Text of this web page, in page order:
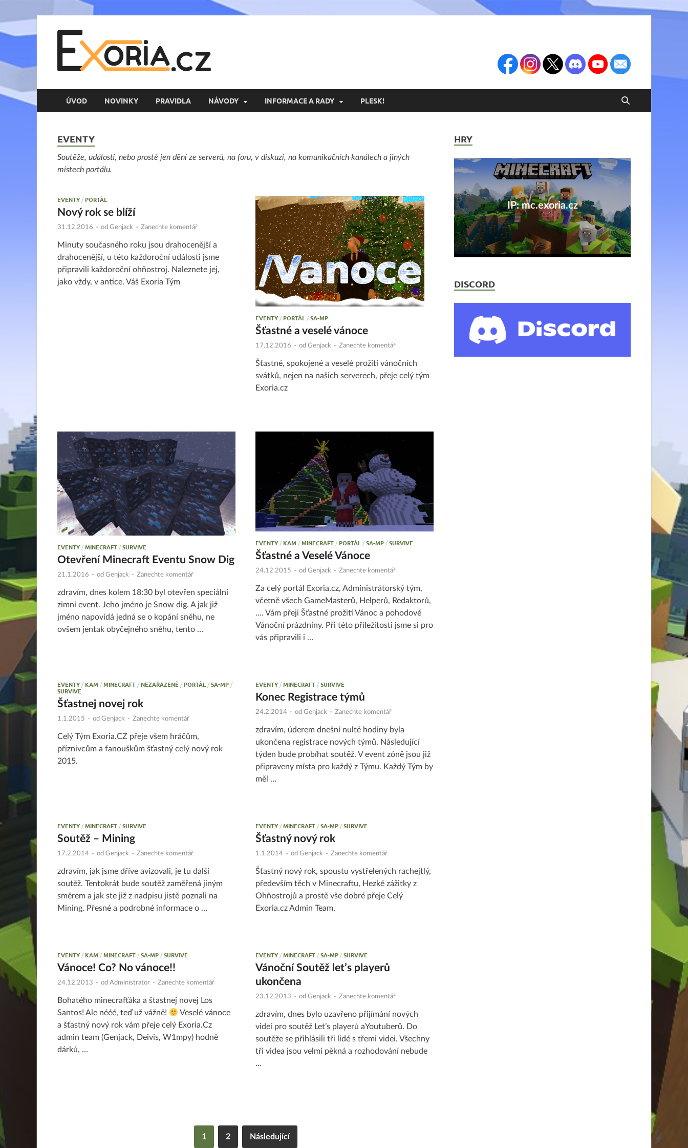
ÚVOD NOVINKY PRAVIDLA NÁVODY INFORMACE A RADY PLESK!
EVENTY
Soutěže, události, nebo prostě jen dění ze serverů, na foru, v diskuzi, na komunikačních kanálech a jiných
místech portálu.
EVENTY /PORTÁL
Nový rok se blíží
31.12.2016 - od Genjack - Zanechte komentář
Minuty současného roku jsou drahocenější a
drahocenější, u této každoroční události jsme
připravili každoroční ohňostroj. Naleznete jej,
jako vždy, v antice. Váš Exoria Tým
EVENTY /PORTÁL /SA-MP
Šťastné a veselé vánoce
17.12.2016 - od Genjack - Zanechte komentář
Šťastné, spokojené a veselé prožití vánočních
svátků, nejen na našich serverech, přeje celý tým
Exoria.cz
EVENTY/MINECRAFT/SURVIVE
Otevření Minecraft Eventu Snow Dig
21.1.2016 - od Genjack - Zanechte komentář
zdravím, dnes kolem 18:30 byl otevřen speciální
zimní event. Jeho jméno je Snow dig. A jak již
jméno napovídá jedná se o kopání sněhu, ne
ovšem jentak obyčejného sněhu, tento …
EVENTY/KAM/MINECRAFT/PORTÁL/SA-MP/SURVIVE
Šťastné a Veselé Vánoce
24.12.2015 - od Genjack - Zanechte komentář
Za celý portál Exoria.cz, Administrátorský tým,
včetně všech GameMasterů, Helperů, Redaktorů,
…. Vám přeji Šťastné prožití Vánoc a pohodové
Vánoční prázdniny. Při této příležitosti jsme si pro
vás připravili i …
EVENTY/KAM/MINECRAFT/NEZAŘAZENÉ/PORTÁL/SA-MP/
SURVIVE
Šťastnej novej rok
1.1.2015 - od Genjack - Zanechte komentář
Celý Tým Exoria.CZ přeje všem hráčům,
příznivcům a fanouškům šťastný celý nový rok
2015.
EVENTY/MINECRAFT/SURVIVE
Konec Registrace týmů
24.2.2014 - od Genjack - Zanechte komentář
zdravím, úderem dnešní nulté hodiny byla
ukončena registrace nových týmů. Následující
týden bude probíhat soutěž. V event zóně jsou již
připraveny místa pro každý z Týmu. Každý Tým by
měl …
EVENTY/MINECRAFT/SURVIVE
Soutěž – Mining
17.2.2014 - od Genjack - Zanechte komentář
zdravím, jak jsme dříve avizovali, je tu další
soutěž. Tentokrát bude soutěž zaměřená jiným
směrem a jak ste již z nadpisu jistě poznali na
Mining. Přesné a podrobné informace o …
EVENTY/MINECRAFT/SA-MP/SURVIVE
Šťastný nový rok
1.1.2014 - od Genjack - Zanechte komentář
Šťastný nový rok, spoustu vystřelených rachejtlý,
především těch v Minecraftu, Hezké zážitky z
Ohňostrojů a prostě vše dobré přeje Celý
Exoria.cz Admin Team.
EVENTY/KAM/MINECRAFT/SA-MP/SURVIVE
Vánoce! Co? No vánoce!!
24.12.2013 - od Administrator - Zanechte komentář
Bohatého minecrafťáka a štastnej novej Los
Santos! Ale nééé, teď už vážně!
Veselé vánoce
a šťastný nový rok vám přeje celý Exoria.Cz
admin team (Genjack, Deivis, W1mpy) hodně
dárků, …
EVENTY/MINECRAFT/SA-MP/SURVIVE
Vánoční Soutěž let’s playerů
ukončena
23.12.2013 - od Genjack - Zanechte komentář
zdravím, dnes bylo uzavřeno přijímání nových
videí pro soutěž Let’s playerů aYoutuberů. Do
soutěže se přihlásili tři lidé s třemi videi. Všechny
tři videa jsou velmi pěkná a rozhodování nebude
…
1 2 Následující
HRY
IP: mc.exoria.cz
DISCORD